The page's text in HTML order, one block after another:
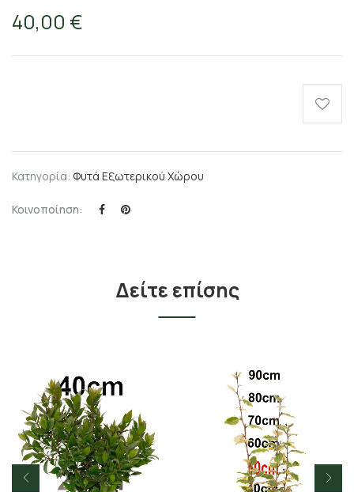
40,00 €
Κατηγορία: Φυτά Εξωτερικού Χώρου
Κοινοποίηση:
Δείτε επίσης